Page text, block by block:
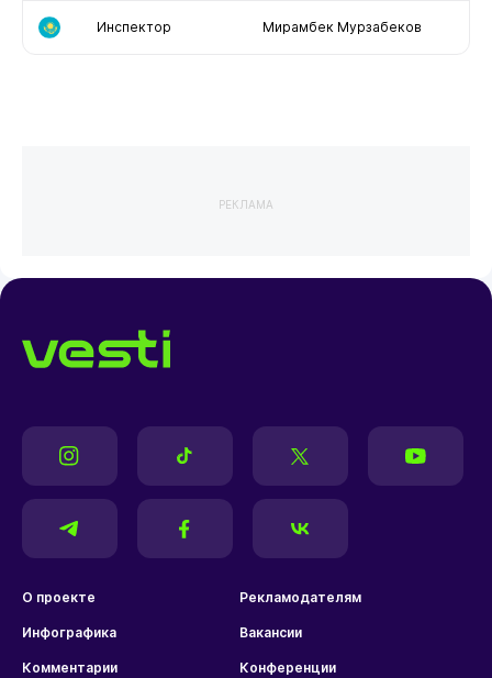
Инспектор Мирамбек Мурзабеков
РЕКЛАМА
О проекте Рекламодателям
Инфографика Вакансии
Комментарии Конференции